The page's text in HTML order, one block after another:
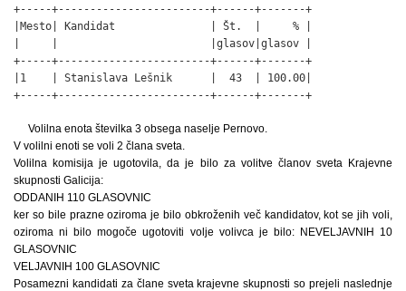
+-----+------------------------+------+-------+
|Mesto| Kandidat               | Št.  |     % |
|     |                        |glasov|glasov |
+-----+------------------------+------+-------+
|1    | Stanislava Lešnik      |  43  | 100.00|
+-----+------------------------+------+-------+
Volilna enota številka 3 obsega naselje Pernovo.
V volilni enoti se voli 2 člana sveta.
Volilna komisija je ugotovila, da je bilo za volitve članov sveta Krajevne
skupnosti Galicija:
ODDANIH 110 GLASOVNIC
ker so bile prazne oziroma je bilo obkroženih več kandidatov, kot se jih voli,
oziroma ni bilo mogoče ugotoviti volje volivca je bilo: NEVELJAVNIH 10
GLASOVNIC
VELJAVNIH 100 GLASOVNIC
Posamezni kandidati za člane sveta krajevne skupnosti so prejeli naslednje